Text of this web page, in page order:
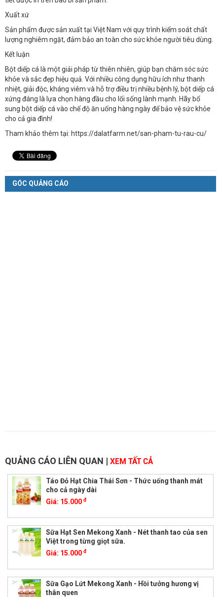
Xuất xứ
Sản phẩm được sản xuất tại Việt Nam với quy trình kiểm soát chất
lượng nghiêm ngặt, đảm bảo an toàn cho sức khỏe người tiêu dùng.
Kết luận
Bột diếp cá là một giải pháp từ thiên nhiên, giúp bạn chăm sóc sức
khỏe và sắc đẹp hiệu quả. Với nhiều công dụng hữu ích như thanh
nhiệt, giải độc, kháng viêm và hỗ trợ điều trị nhiều bệnh lý, bột diếp cá
xứng đáng là lựa chọn hàng đầu cho lối sống lành mạnh. Hãy bổ
sung bột diếp cá vào chế độ ăn uống hàng ngày để bảo vệ sức khỏe
cho cả gia đình!
Tham khảo thêm tại: https://dalatfarm.net/san-pham-tu-rau-cu/
GÓC QUẢNG CÁO
QUẢNG CÁO LIÊN QUAN | XEM TẤT CẢ
Táo Đỏ Hạt Chia Thái Sơn - Thức uống thanh mát
cho cả ngày dài
Giá: 15.000 đ
Sữa Hạt Sen Mekong Xanh - Nét thanh tao của sen
Việt trong từng giọt sữa.
Giá: 15.000 đ
Sữa Gạo Lứt Mekong Xanh - Hồi tưởng hương vị
thân quen